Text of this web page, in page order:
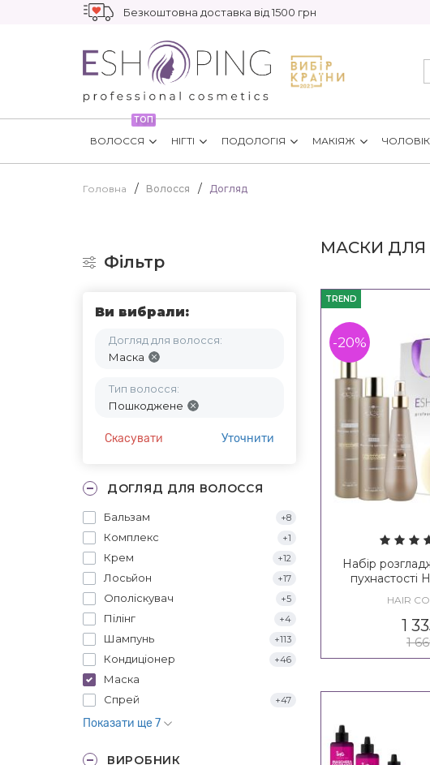
Безкоштовна доставка від 1500 грн
ТОП
ВОЛОССЯ НІГТІ ПОДОЛОГІЯ МАКІЯЖ
Головна Волосся Догляд
Фільтр
Ви вибрали:
Догляд для волосся:
Маска
Тип волосся:
Пошкоджене
Скасувати Уточнити
ДОГЛЯД ДЛЯ ВОЛОССЯ
Бальзам +8
Комплекс +1
Крем +12
Лосьйон +17
Ополіскувач +5
Пілінг +4
Шампунь +113
Кондиціонер +46
Маска
Спрей
+47
Показати ще 7
ВИРОБНИК
МАСКИ
TREND
-20%
Набір
пухнастості
HAIR
1
1